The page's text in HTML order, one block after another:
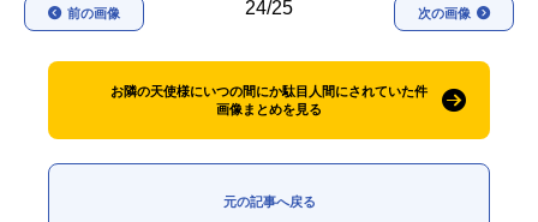
24/25
前の画像 次の画像
お隣の天使様にいつの間にか駄目人間にされていた件
画像まとめを見る
元の記事へ戻る